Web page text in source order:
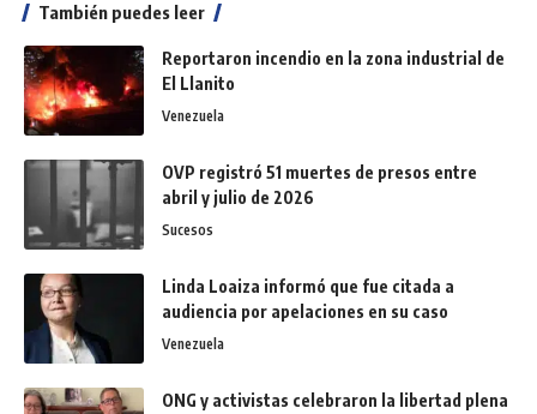
También puedes leer
Reportaron incendio en la zona industrial de
El Llanito
Venezuela
OVP registró 51 muertes de presos entre
abril y julio de 2026
Sucesos
Linda Loaiza informó que fue citada a
audiencia por apelaciones en su caso
Venezuela
ONG y activistas celebraron la libertad plena